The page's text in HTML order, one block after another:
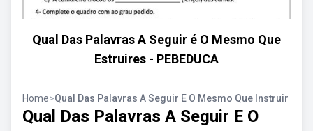
Qual Das Palavras A Seguir é O Mesmo Que
Estruires - PEBEDUCA
Home>Qual Das Palavras A Seguir E O Mesmo Que Instruir
Qual Das Palavras A Seguir E O